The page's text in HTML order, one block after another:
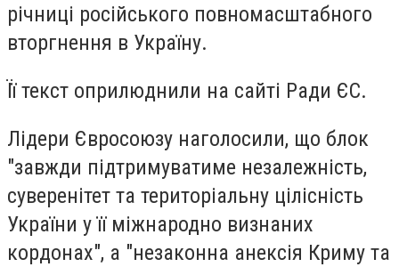
річниці російського повномасштабного
вторгнення в Україну.
Її текст оприлюднили на сайті Ради ЄС.
Лідери Євросоюзу наголосили, що блок
"завжди підтримуватиме незалежність,
суверенітет та територіальну цілісність
України у її міжнародно визнаних
кордонах", а "незаконна анексія Криму та